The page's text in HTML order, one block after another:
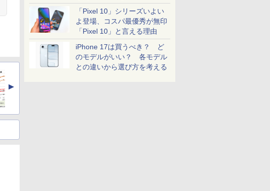
「Pixel 10」シリーズいよい
よ登場、コスパ最優秀が無印
「Pixel 10」と言える理由
iPhone 17は買うべき？ ど
のモデルがいい？ 各モデル
との違いから選び方を考える
▲